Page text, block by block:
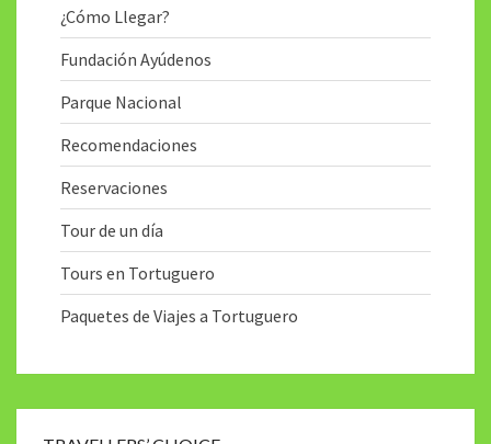
¿Cómo Llegar?
Fundación Ayúdenos
Parque Nacional
Recomendaciones
Reservaciones
Tour de un día
Tours en Tortuguero
Paquetes de Viajes a Tortuguero